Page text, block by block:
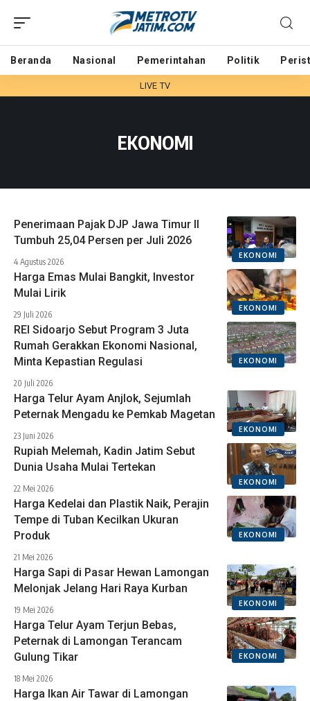
Beranda Nasional Pemerintahan Politik
LIVE TV
EKONOMI
EKONOMI
Penerimaan Pajak DJP Jawa Timur II
Tumbuh 25,04 Persen per Juli 2026
4 Agustus 2026
EKONOMI
Harga Emas Mulai Bangkit, Investor
Mulai Lirik
29 Juli 2026
EKONOMI
REI Sidoarjo Sebut Program 3 Juta
Rumah Gerakkan Ekonomi Nasional,
Minta Kepastian Regulasi
20 Juli 2026
EKONOMI
Harga Telur Ayam Anjlok, Sejumlah
Peternak Mengadu ke Pemkab Magetan
23 Juni 2026
EKONOMI
Rupiah Melemah, Kadin Jatim Sebut
Dunia Usaha Mulai Tertekan
22 Mei 2026
EKONOMI
Harga Kedelai dan Plastik Naik, Perajin
Tempe di Tuban Kecilkan Ukuran
Produk
21 Mei 2026
EKONOMI
Harga Sapi di Pasar Hewan Lamongan
Melonjak Jelang Hari Raya Kurban
19 Mei 2026
EKONOMI
Harga Telur Ayam Terjun Bebas,
Peternak di Lamongan Terancam
Gulung Tikar
18 Mei 2026
Harga Ikan Air Tawar di Lamongan